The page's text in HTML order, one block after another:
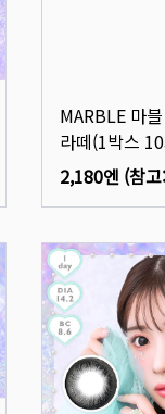
MARBLE 마
라떼(1박스
2,180엔(참고: